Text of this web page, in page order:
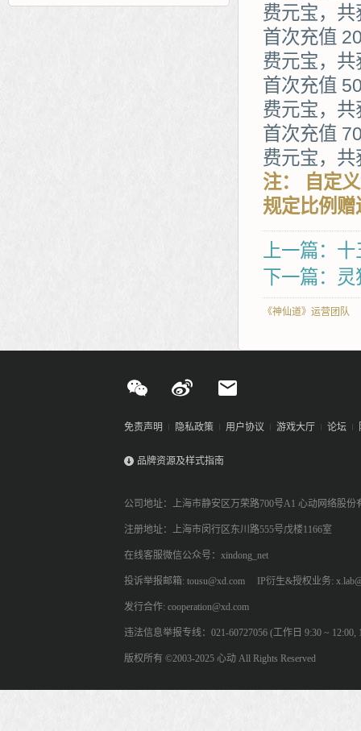
费元宝，
首次充值
费元宝，
首次充值
费元宝，
首次充值
费元宝，
注： 自定
规定比例
上一篇：
下一篇：
《神仙道》运营团队
免责声明 隐私政策 用户协议 游戏大厅 论坛
品牌资源及样式指南
公司地址：上海市静安区万荣路700号A1 心动网络股份
注册地址：上海市闵行区东川路555号戊楼1166室
在线客服微信公众号：xindong_net
投诉举报邮箱: tousu@xd.com IP衍生&授权业务:
发行合作: cooperation@xd.com
违法信息举报专线：021-60727056 (工作日 9:30 ~ 12:00,
版权所有 ©2003-2025 心动 All Rights Reserved